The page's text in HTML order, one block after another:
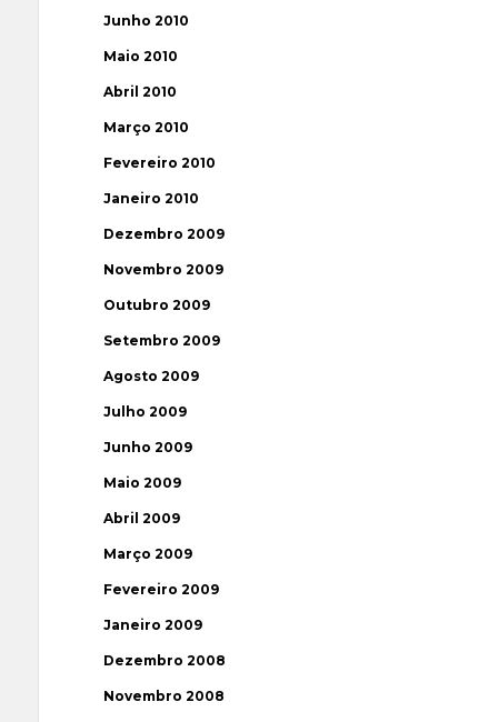
Junho 2010
Maio 2010
Abril 2010
Março 2010
Fevereiro 2010
Janeiro 2010
Dezembro 2009
Novembro 2009
Outubro 2009
Setembro 2009
Agosto 2009
Julho 2009
Junho 2009
Maio 2009
Abril 2009
Março 2009
Fevereiro 2009
Janeiro 2009
Dezembro 2008
Novembro 2008